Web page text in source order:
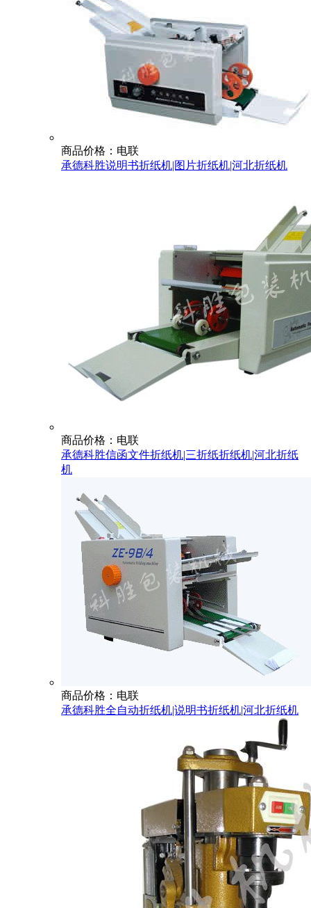
商品价格：电联
承德科胜说明书折纸机|图片折纸机|河北折纸机
商品价格：电联
承德科胜信函文件折纸机|三折纸折纸机|河北折纸
机
商品价格：电联
承德科胜全自动折纸机|说明书折纸机|河北折纸机